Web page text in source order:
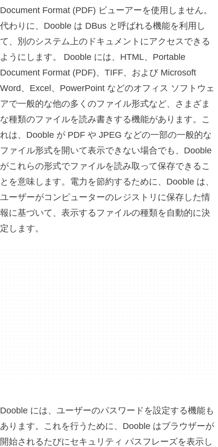
Document Format (PDF) ビューアーを使用しません。
代わりに、Dooble は DBus と呼ばれる機能を利用し
て、別のシステム上のドキュメントにアクセスできる
ようにします。 Dooble には、HTML、Portable
Document Format (PDF)、TIFF、および Microsoft
Word、Excel、PowerPoint などのオフィス ソフトウェ
アで一般的な他の多くのファイル形式など、さまざま
な種類のファイルを読み書きする機能があります。こ
れは、Dooble が PDF や JPEG などの一部の一般的な
ファイル形式を開いて表示できない場合でも、Dooble
がこれらの形式でファイルを読み取って保存できるこ
とを意味します。電力を節約するために、Dooble は、
ユーザーがコンピューターのレジストリに保存した情
報に基づいて、表示するファイルの種類を自動的に決
定します。
Dooble には、ユーザーのパスワードを設定する機能も
あります。これを行うために、Dooble はブラウザーが
開始されるたびにセキュリティ パスフレーズを表示し